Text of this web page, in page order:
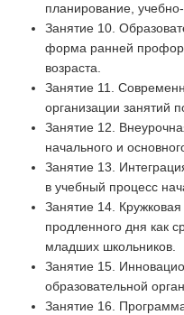
планирование,
Занятие 10.
форма ранней
возраста.
Занятие 11.
организации занятий
Занятие 12.
начального и
Занятие 13.
в учебный процесс
Занятие 14. Кружковая
продленного дня как
младших школьников.
Занятие 15.
образовательной
Занятие 16.